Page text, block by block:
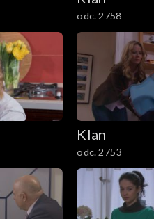
odc. 2758
Klan
odc. 2753